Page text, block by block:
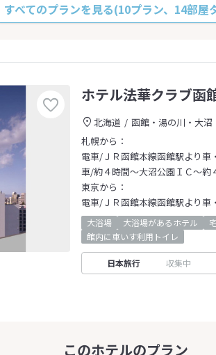
すべてのプランを見る(10プラン、14部屋
ホテル法華クラブ函
北海道 函館・湯の川・大沼
札幌から：
電車/ＪＲ函館本線函館駅より車
車/約４時間～大沼公園ＩＣ～約
東京から：
電車/ＪＲ函館本線函館駅より車
大浴場 大浴場があるホテル
館内に車いす利用トイレ
日本旅行 収集中